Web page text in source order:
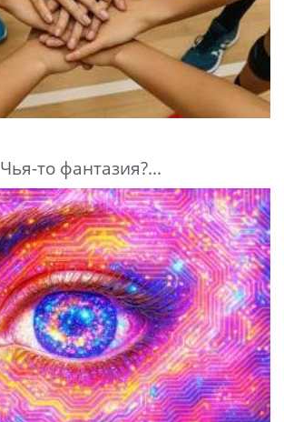
Чья-то фантазия?...